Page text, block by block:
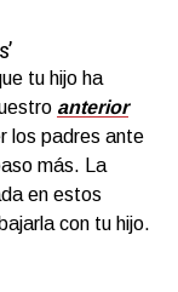
tu hijo ha
anterior
los padres ante
más. La
en estos
con tu hijo.